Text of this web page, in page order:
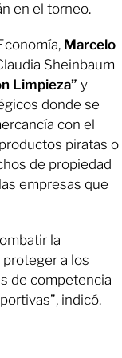
en el torneo.
Marcelo
Sheinbaum
Limpieza” y
donde se
con el
piratas o
de propiedad
empresas que
la
a los
de competencia
indicó.